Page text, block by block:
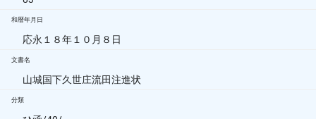
和暦年月日
応永１８年１０月８日
文書名
山城国下久世庄流田注進状
分類